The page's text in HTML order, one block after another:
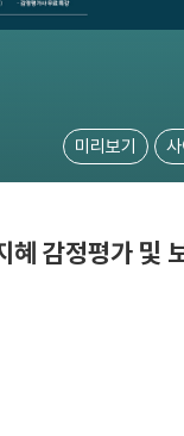
미리보기
감정평가 및